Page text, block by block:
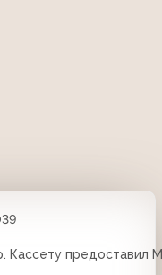
Кассету предоставил